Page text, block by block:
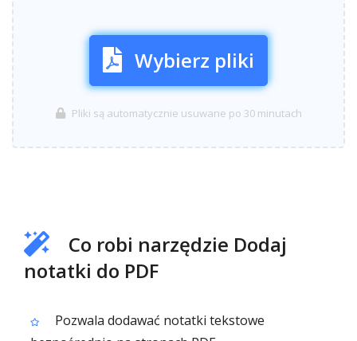
Wybierz pliki
Pliki są automatycznie usuwane po 30 minutach
Co robi narzędzie Dodaj
notatki do PDF
Pozwala dodawać notatki tekstowe